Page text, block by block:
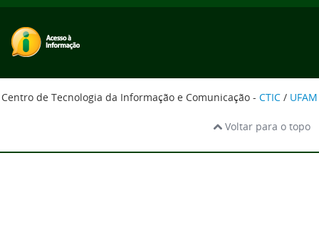
Centro de Tecnologia da Informação e Comunicação - CTIC / UFAM
Voltar para o topo